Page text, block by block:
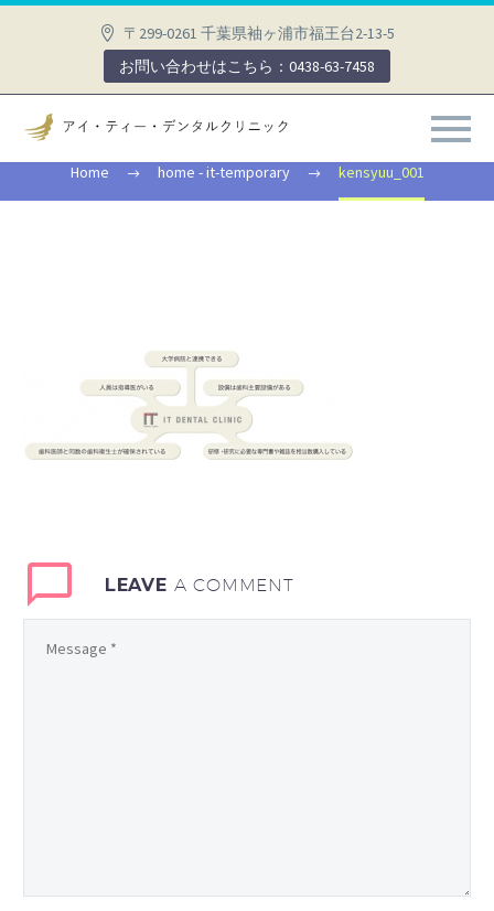
〒299-0261 千葉県袖ヶ浦市福王台2-13-5
お問い合わせはこちら：0438-63-7458
KENSYUU_001
Home home - it-temporary kensyuu_001
LEAVE A COMMENT